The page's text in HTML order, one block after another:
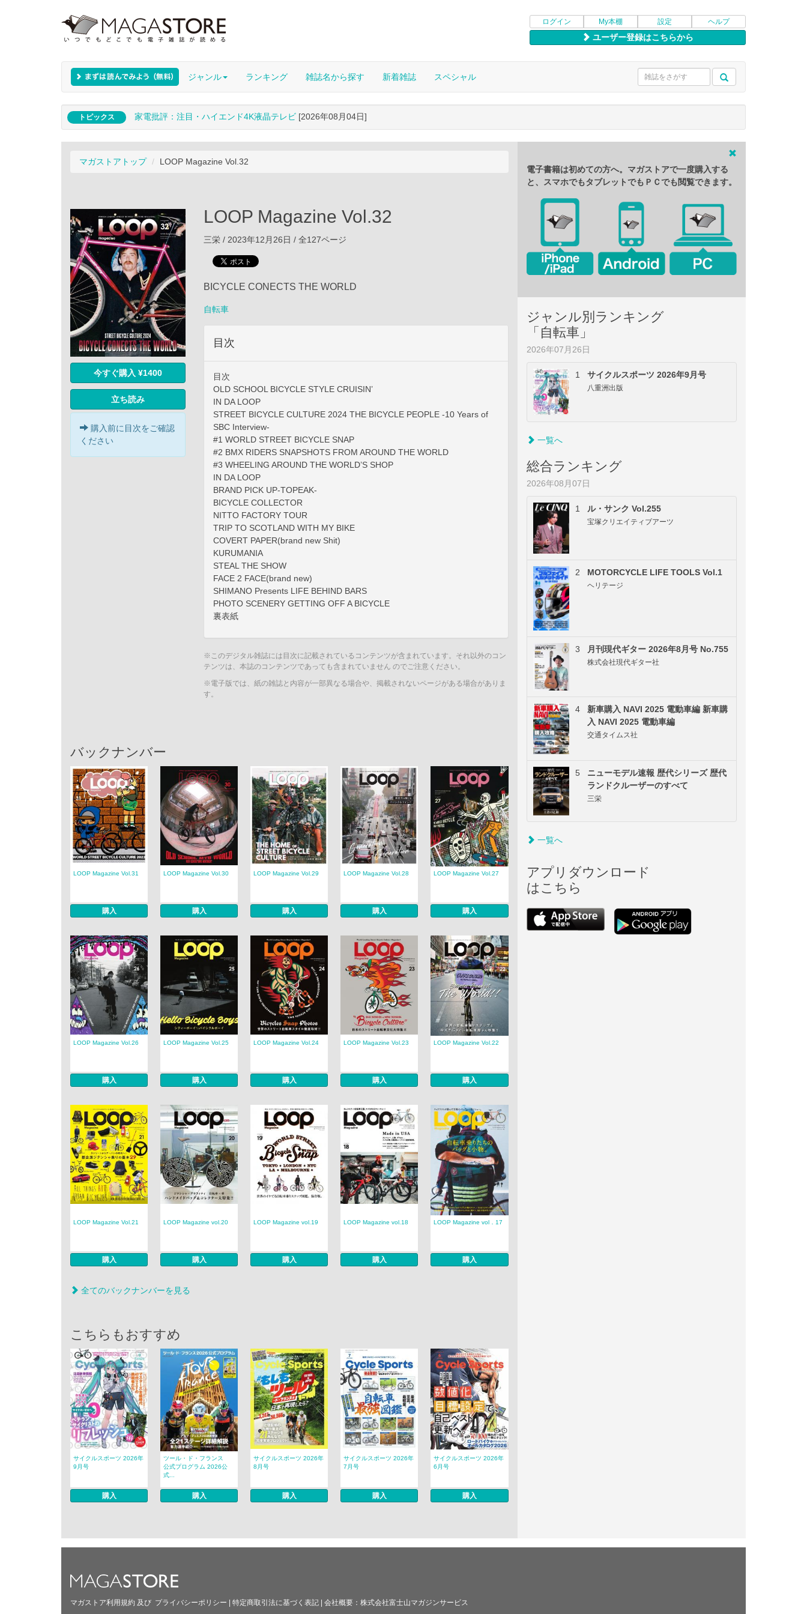
ログイン My本棚 設定 ヘルプ
ユーザー登録はこちらから
ジャンル ランキング 雑誌名から探す 新着雑誌 スペシャル
トピックス 家電批評：注目・ハイエンド4K液晶テレビ [2026年08月04日]
マガストアトップ LOOP Magazine Vol.32
今すぐ購入 ¥1400
立ち読み
購入前に目次をご確認
ください
LOOP Magazine Vol.32
三栄 / 2023年12月26日 / 全127ページ
BICYCLE CONECTS THE WORLD
自転車
目次
目次
OLD SCHOOL BICYCLE STYLE CRUISIN’
IN DA LOOP
STREET BICYCLE CULTURE 2024 THE BICYCLE PEOPLE -10 Years of
SBC Interview-
#1 WORLD STREET BICYCLE SNAP
#2 BMX RIDERS SNAPSHOTS FROM AROUND THE WORLD
#3 WHEELING AROUND THE WORLD’S SHOP
IN DA LOOP
BRAND PICK UP-TOPEAK-
BICYCLE COLLECTOR
NITTO FACTORY TOUR
TRIP TO SCOTLAND WITH MY BIKE
COVERT PAPER(brand new Shit)
KURUMANIA
STEAL THE SHOW
FACE 2 FACE(brand new)
SHIMANO Presents LIFE BEHIND BARS
PHOTO SCENERY GETTING OFF A BICYCLE
裏表紙
※このデジタル雑誌には目次に記載されているコンテンツが含まれています。それ以外のコン
テンツは、本誌のコンテンツであっても含まれていません のでご注意ください。
※電子版では、紙の雑誌と内容が一部異なる場合や、掲載されないページがある場合がありま
す。
バックナンバー
LOOP Magazine Vol.31
購入
LOOP Magazine Vol.30
購入
LOOP Magazine Vol.29
購入
LOOP Magazine Vol.28
購入
LOOP Magazine Vol.27
購入
LOOP Magazine Vol.26
購入
LOOP Magazine Vol.25
購入
LOOP Magazine Vol.24
購入
LOOP Magazine Vol.23
購入
LOOP Magazine Vol.22
購入
LOOP Magazine Vol.21
購入
LOOP Magazine vol.20
購入
LOOP Magazine vol.19
購入
LOOP Magazine vol.18
購入
LOOP Magazine vol．17
購入
全てのバックナンバーを見る
こちらもおすすめ
サイクルスポーツ 2026年
9月号
購入
ツール・ド・フランス
公式プログラム 2026公
式...
購入
サイクルスポーツ 2026年
8月号
購入
サイクルスポーツ 2026年
7月号
購入
サイクルスポーツ 2026年
6月号
購入
電子書籍は初めての方へ。マガストアで一度購入する
と、スマホでもタブレットでもＰＣでも閲覧できます。
ジャンル別ランキング
「自転車」
2026年07月26日
1 サイクルスポーツ 2026年9月号
八重洲出版
一覧へ
総合ランキング
2026年08月07日
1 ル・サンク Vol.255
宝塚クリエイティブアーツ
2 MOTORCYCLE LIFE TOOLS Vol.1
ヘリテージ
3 月刊現代ギター 2026年8月号 No.755
株式会社現代ギター社
4
新車購入 NAVI 2025 電動車編 新車購
入 NAVI 2025 電動車編
交通タイムス社
5
ニューモデル速報 歴代シリーズ 歴代
ランドクルーザーのすべて
三栄
一覧へ
アプリダウンロード
はこちら
マガストア利用規約 及び プライバシーポリシー 特定商取引法に基づく表記 会社概要： 株式会社富士山マガジンサービス